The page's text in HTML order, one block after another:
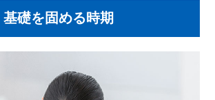
基礎を固める時期